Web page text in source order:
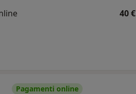
40 €
Pagamenti online